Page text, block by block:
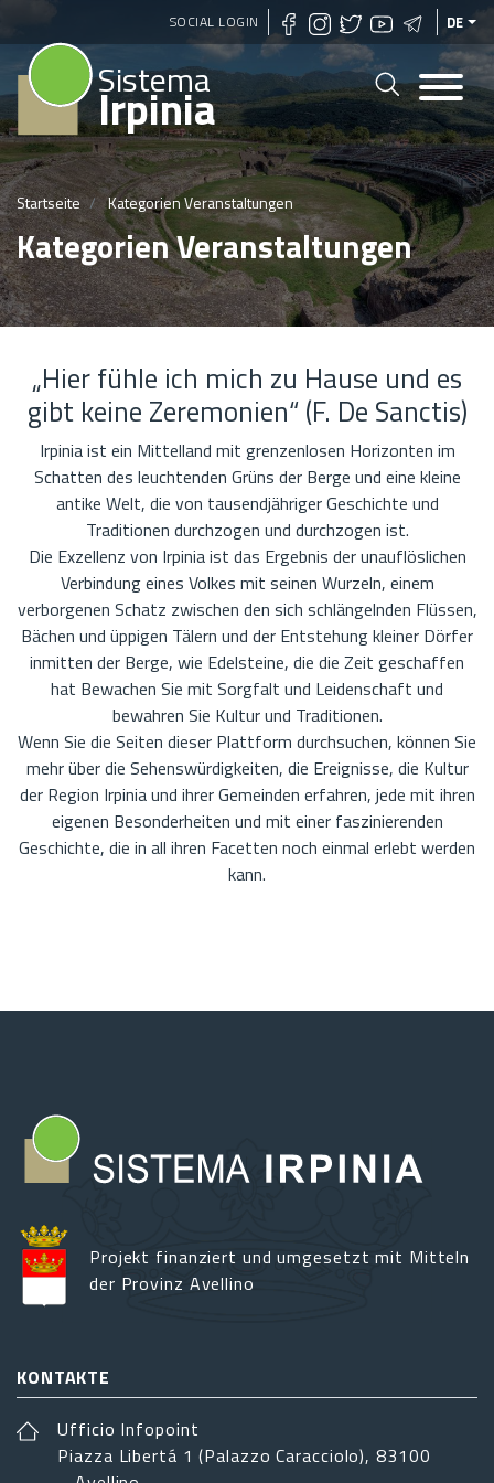
Direkt
zum
Inhalt
SOCIAL LOGIN DE
Sistema
Irpinia
Startseite Kategorien Veranstaltungen
Kategorien Veranstaltungen
„Hier fühle ich mich zu Hause und es
gibt keine Zeremonien“ (F. De Sanctis)
Irpinia ist ein Mittelland mit grenzenlosen Horizonten im
Schatten des leuchtenden Grüns der Berge und eine kleine
antike Welt, die von tausendjähriger Geschichte und
Traditionen durchzogen und durchzogen ist.
Die Exzellenz von Irpinia ist das Ergebnis der unauflöslichen
Verbindung eines Volkes mit seinen Wurzeln, einem
verborgenen Schatz zwischen den sich schlängelnden Flüssen,
Bächen und üppigen Tälern und der Entstehung kleiner Dörfer
inmitten der Berge, wie Edelsteine, die die Zeit geschaffen
hat Bewachen Sie mit Sorgfalt und Leidenschaft und
bewahren Sie Kultur und Traditionen.
Wenn Sie die Seiten dieser Plattform durchsuchen, können Sie
mehr über die Sehenswürdigkeiten, die Ereignisse, die Kultur
der Region Irpinia und ihrer Gemeinden erfahren, jede mit ihren
eigenen Besonderheiten und mit einer faszinierenden
Geschichte, die in all ihren Facetten noch einmal erlebt werden
kann.
Projekt finanziert und umgesetzt mit Mitteln
der Provinz Avellino
KONTAKTE
Ufficio Infopoint
Piazza Libertá 1 (Palazzo Caracciolo), 83100